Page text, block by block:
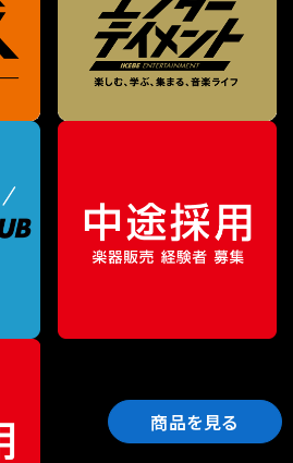
商品を見る